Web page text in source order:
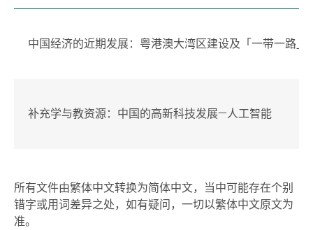
中国经济的近期发展：粤港澳大湾区建设及「一带一路」
补充学与教资源：中国的高新科技发展—人工智能
所有文件由繁体中文转换为简体中文，当中可能存在个别
错字或用词差异之处，如有疑问，一切以繁体中文原文为
准。